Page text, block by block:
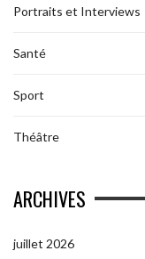
Portraits et Interviews
Santé
Sport
Théâtre
ARCHIVES
juillet 2026